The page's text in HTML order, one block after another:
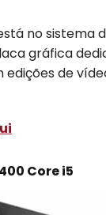
no sistema
gráfica
edições de
Core i5